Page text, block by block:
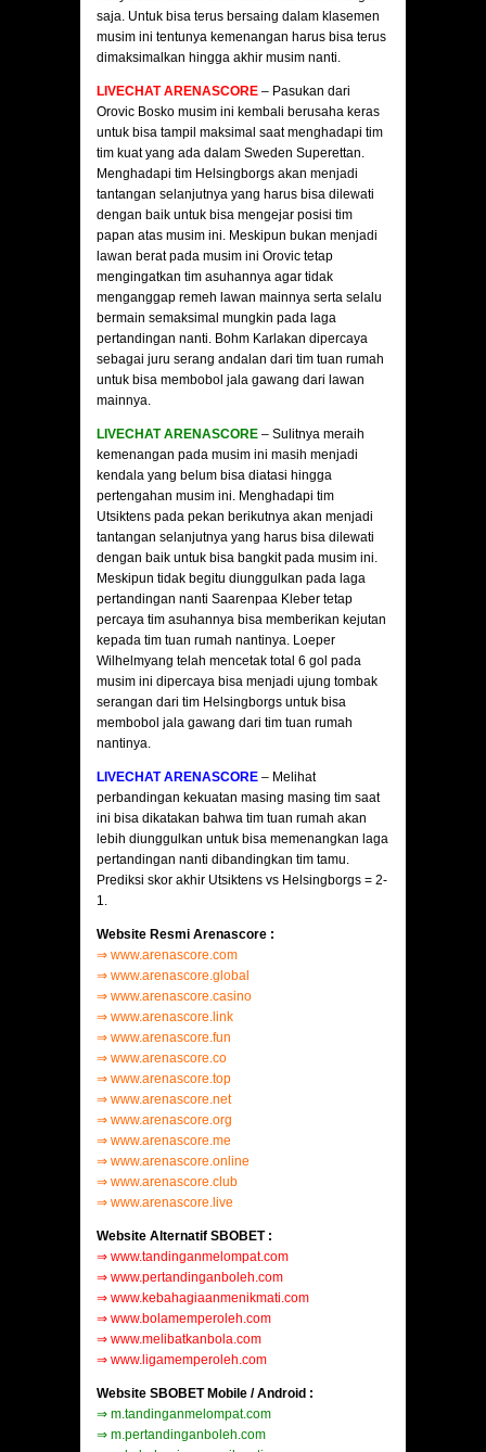
saja. Untuk bisa terus bersaing dalam klasemen
musim ini tentunya kemenangan harus bisa terus
dimaksimalkan hingga akhir musim nanti.
LIVECHAT ARENASCORE – Pasukan dari
Orovic Bosko musim ini kembali berusaha keras
untuk bisa tampil maksimal saat menghadapi tim
tim kuat yang ada dalam Sweden Superettan.
Menghadapi tim Helsingborgs akan menjadi
tantangan selanjutnya yang harus bisa dilewati
dengan baik untuk bisa mengejar posisi tim
papan atas musim ini. Meskipun bukan menjadi
lawan berat pada musim ini Orovic tetap
mengingatkan tim asuhannya agar tidak
menganggap remeh lawan mainnya serta selalu
bermain semaksimal mungkin pada laga
pertandingan nanti. Bohm Karlakan dipercaya
sebagai juru serang andalan dari tim tuan rumah
untuk bisa membobol jala gawang dari lawan
mainnya.
LIVECHAT ARENASCORE – Sulitnya meraih
kemenangan pada musim ini masih menjadi
kendala yang belum bisa diatasi hingga
pertengahan musim ini. Menghadapi tim
Utsiktens pada pekan berikutnya akan menjadi
tantangan selanjutnya yang harus bisa dilewati
dengan baik untuk bisa bangkit pada musim ini.
Meskipun tidak begitu diunggulkan pada laga
pertandingan nanti Saarenpaa Kleber tetap
percaya tim asuhannya bisa memberikan kejutan
kepada tim tuan rumah nantinya. Loeper
Wilhelmyang telah mencetak total 6 gol pada
musim ini dipercaya bisa menjadi ujung tombak
serangan dari tim Helsingborgs untuk bisa
membobol jala gawang dari tim tuan rumah
nantinya.
LIVECHAT ARENASCORE – Melihat
perbandingan kekuatan masing masing tim saat
ini bisa dikatakan bahwa tim tuan rumah akan
lebih diunggulkan untuk bisa memenangkan laga
pertandingan nanti dibandingkan tim tamu.
Prediksi skor akhir Utsiktens vs Helsingborgs = 2-
1.
Website Resmi Arenascore :
⇒ www.arenascore.com
⇒ www.arenascore.global
⇒ www.arenascore.casino
⇒ www.arenascore.link
⇒ www.arenascore.fun
⇒ www.arenascore.co
⇒ www.arenascore.top
⇒ www.arenascore.net
⇒ www.arenascore.org
⇒ www.arenascore.me
⇒ www.arenascore.online
⇒ www.arenascore.club
⇒ www.arenascore.live
Website Alternatif SBOBET :
⇒ www.tandinganmelompat.com
⇒ www.pertandinganboleh.com
⇒ www.kebahagiaanmenikmati.com
⇒ www.bolamemperoleh.com
⇒ www.melibatkanbola.com
⇒ www.ligamemperoleh.com
Website SBOBET Mobile / Android :
⇒ m.tandinganmelompat.com
⇒ m.pertandinganboleh.com